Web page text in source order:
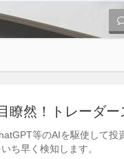
瞭然！トレーダー
等のAIを駆使して
ち早く検知します。